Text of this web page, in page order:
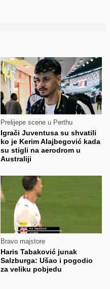
Prelijepe scene u Perthu
Igrači Juventusa su shvatili
ko je Kerim Alajbegović kada
su stigli na aerodrom u
Australiji
Bravo majstore
Haris Tabaković junak
Salzburga: Ušao i pogodio
za veliku pobjedu